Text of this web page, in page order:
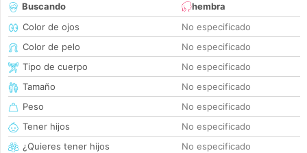
Buscando
hembra
Color de ojos
No especificado
Color de pelo
No especificado
Tipo de cuerpo
No especificado
Tamaño
No especificado
Peso
No especificado
Tener hijos
No especificado
¿Quieres tener hijos
No especificado